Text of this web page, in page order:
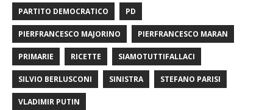
PARTITO DEMOCRATICO PD
PIERFRANCESCO MAJORINO PIERFRANCESCO MARAN
PRIMARIE RICETTE SIAMOTUTTIFALLACI
SILVIO BERLUSCONI SINISTRA STEFANO PARISI
VLADIMIR PUTIN